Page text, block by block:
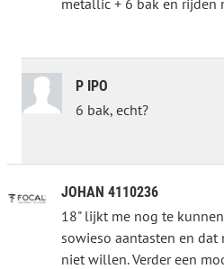
P IPO
6 bak, echt?
JOHAN 4110236
18" lijkt me nog te
sowieso aantasten en
niet willen. Verder een